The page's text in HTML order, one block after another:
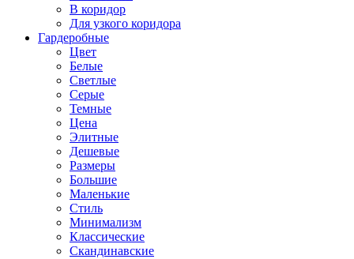
В коридор
Для узкого коридора
Гардеробные
Цвет
Белые
Светлые
Серые
Темные
Цена
Элитные
Дешевые
Размеры
Большие
Маленькие
Стиль
Минимализм
Классические
Скандинавские